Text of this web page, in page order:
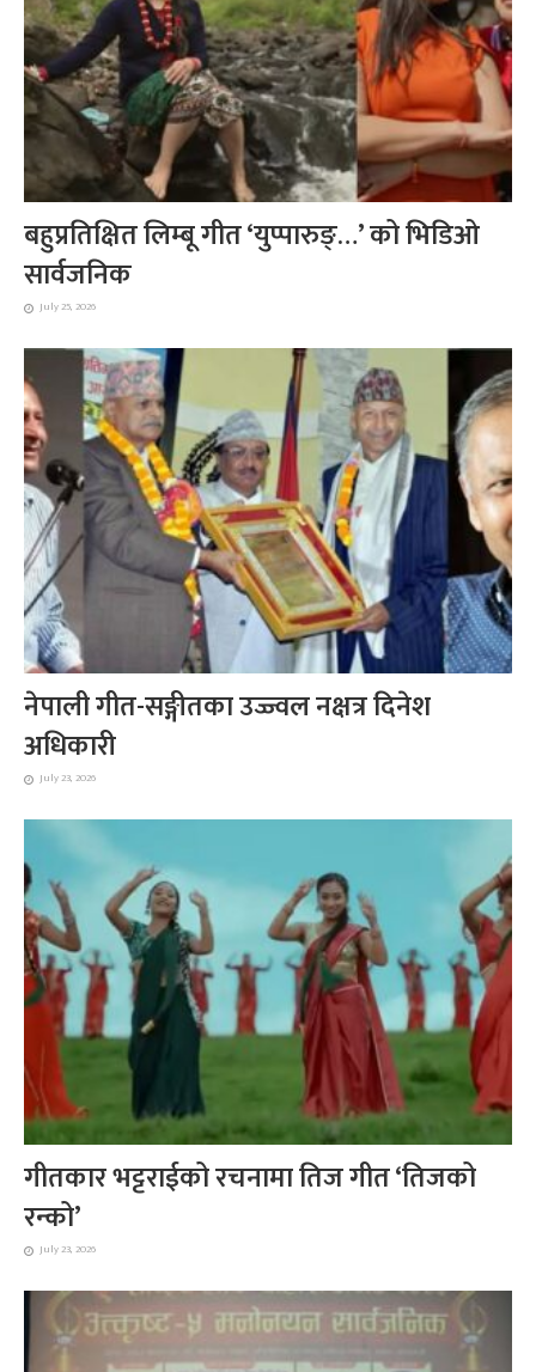
बहुप्रतिक्षित लिम्बू गीत ‘युप्पारुङ्…’ को भिडिओ
सार्वजनिक
July 25, 2026
नेपाली गीत-सङ्गीतका उज्ज्वल नक्षत्र दिनेश
अधिकारी
July 23, 2026
गीतकार भट्टराईको रचनामा तिज गीत ‘तिजको
रन्को’
July 23, 2026